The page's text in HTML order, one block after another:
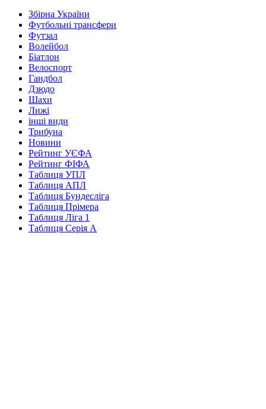
Збірна України
Футбольні трансфери
Футзал
Волейбол
Біатлон
Велоспорт
Гандбол
Дзюдо
Шахи
Лижі
інші види
Трибуна
Новини
Рейтинг УЄФА
Рейтинг ФІФА
Таблиця УПЛ
Таблиця АПЛ
Таблиця Бундесліга
Таблиця Прімера
Таблиця Ліга 1
Таблиця Серія А